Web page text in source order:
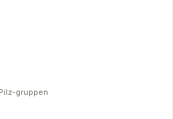
gruppen